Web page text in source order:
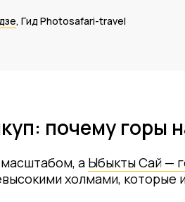
, Гид Photosafari-travel
почему горы
а Ыбыкты Сай —
холмами,